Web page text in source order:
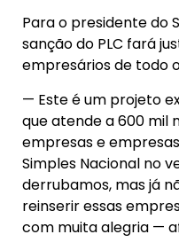
Para o presidente do
sanção do PLC fará
empresários de todo
— Este é um projeto
que atende a 600 mil
empresas e
Simples Nacional no
derrubamos, mas já
reinserir essas
com muita alegria —